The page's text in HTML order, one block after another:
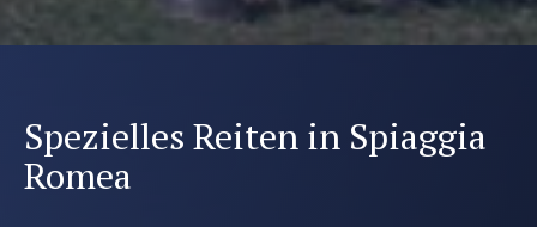
Spezielles Reiten in Spiaggia
Romea